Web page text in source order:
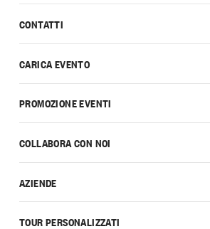
CONTATTI
CARICA EVENTO
PROMOZIONE EVENTI
COLLABORA CON NOI
AZIENDE
TOUR PERSONALIZZATI